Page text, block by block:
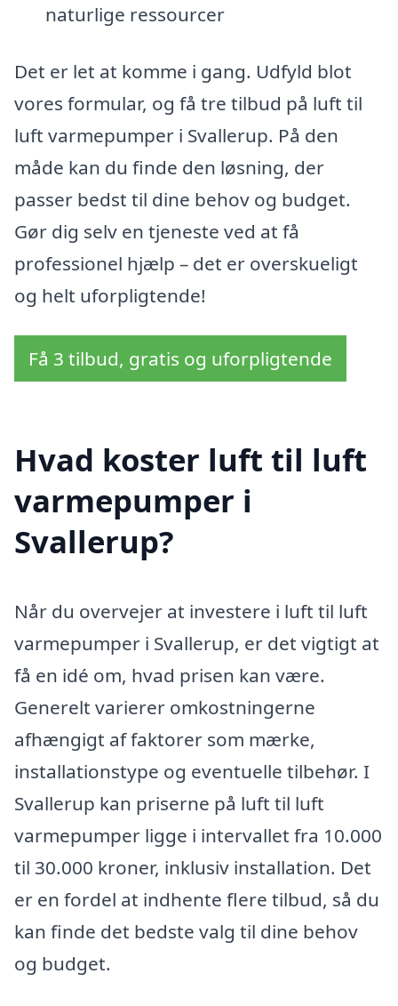
naturlige ressourcer
Det er let at komme i gang. Udfyld blot
vores formular, og få tre tilbud på luft til
luft varmepumper i Svallerup. På den
måde kan du finde den løsning, der
passer bedst til dine behov og budget.
Gør dig selv en tjeneste ved at få
professionel hjælp – det er overskueligt
og helt uforpligtende!
Få 3 tilbud, gratis og uforpligtende
Hvad koster luft til luft
varmepumper i
Svallerup?
Når du overvejer at investere i luft til luft
varmepumper i Svallerup, er det vigtigt at
få en idé om, hvad prisen kan være.
Generelt varierer omkostningerne
afhængigt af faktorer som mærke,
installationstype og eventuelle tilbehør. I
Svallerup kan priserne på luft til luft
varmepumper ligge i intervallet fra 10.000
til 30.000 kroner, inklusiv installation. Det
er en fordel at indhente flere tilbud, så du
kan finde det bedste valg til dine behov
og budget.